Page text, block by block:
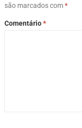
são marcados com*
Comentário*